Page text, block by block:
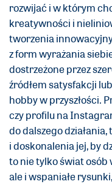
rozwijać i w którym
kreatywności i
tworzenia
z form wyrażania
dostrzeżone przez
źródłem satysfakcji
hobby w przyszłości.
czy profilu na
do dalszego
i doskonalenia jej, by
to nie tylko świat
ale i wspaniałe